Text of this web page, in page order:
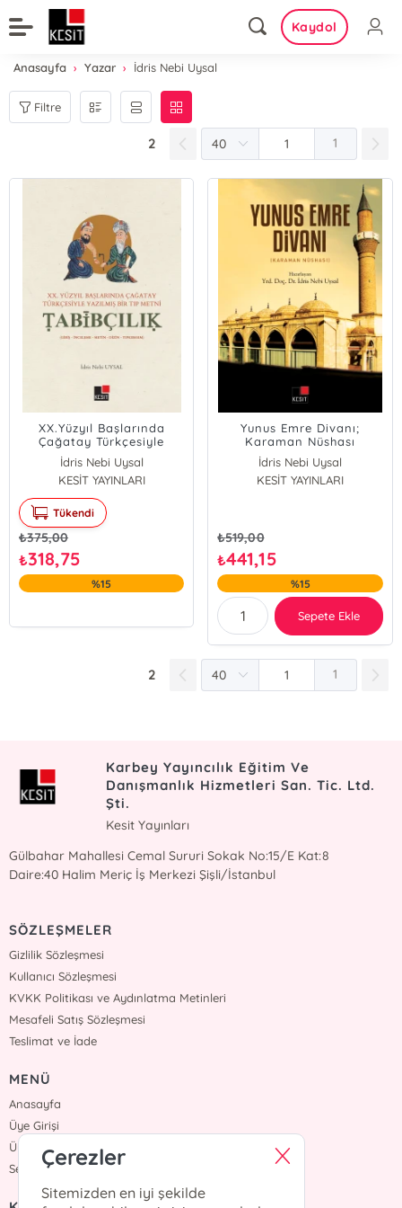
Kaydol
Anasayfa Yazar İdris Nebi Uysal
Filtre
2 1
XX.Yüzyıl Başlarında
Çağatay Türkçesiyle
Yazılmış Bir Tıp Metni
Tabibçilik
İdris Nebi Uysal
KESİT YAYINLARI
Tükendi
₺375,00
₺318,75
%15
Yunus Emre Divanı;
Karaman Nüshası
İdris Nebi Uysal
KESİT YAYINLARI
₺519,00
₺441,15
%15
Sepete Ekle
2 1
Karbey Yayıncılık Eğitim Ve
Danışmanlık Hizmetleri San. Tic. Ltd.
Şti.
Kesit Yayınları
Gülbahar Mahallesi Cemal Sururi Sokak No:15/E Kat:8
Daire:40 Halim Meriç İş Merkezi Şişli/İstanbul
SÖZLEŞMELER
Gizlilik Sözleşmesi
Kullanıcı Sözleşmesi
KVKK Politikası ve Aydınlatma Metinleri
Mesafeli Satış Sözleşmesi
Teslimat ve İade
MENÜ
Anasayfa
Üye Girişi
Üye Ol
SepetimÇerezler
Sitemizden en iyi şekilde